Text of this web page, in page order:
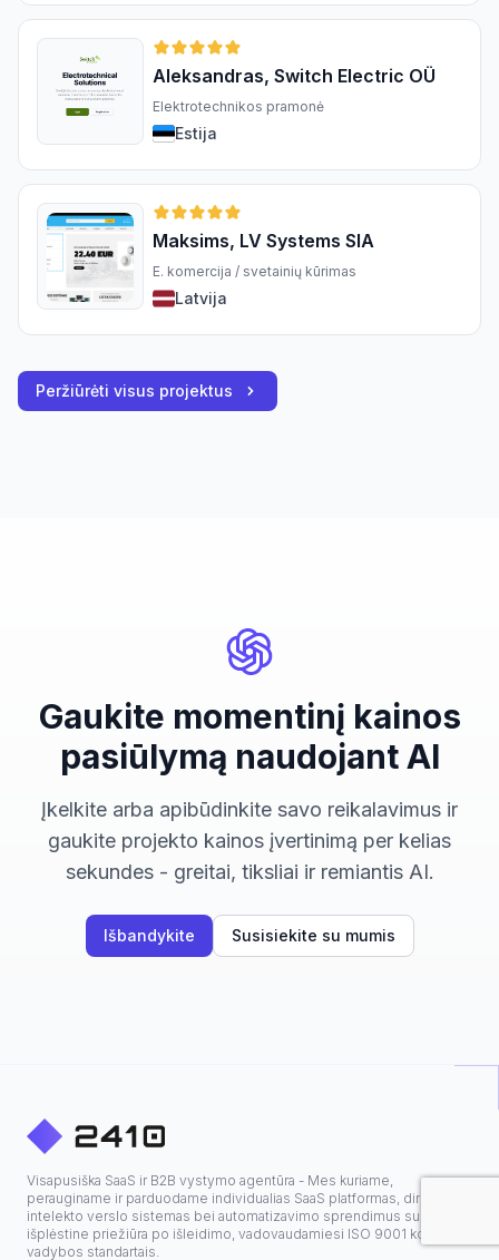
Aleksandras, Switch Electric OÜ
Elektrotechnikos pramonė
Estija
Maksims, LV Systems SIA
E. komercija / svetainių kūrimas
Latvija
Peržiūrėti visus projektus
Gaukite momentinį kainos
pasiūlymą naudojant AI
Įkelkite arba apibūdinkite savo reikalavimus ir
gaukite projekto kainos įvertinimą per kelias
sekundes - greitai, tiksliai ir remiantis AI.
Išbandykite Susisiekite su mumis
Visapusiška SaaS ir B2B vystymo agentūra - Mes kuriame,
perauginame ir parduodame individualias SaaS platformas, dirbtinio
intelekto verslo sistemas bei automatizavimo sprendimus su
išplėstine priežiūra po išleidimo, vadovaudamiesi ISO 9001 kokybės
vadybos standartais.